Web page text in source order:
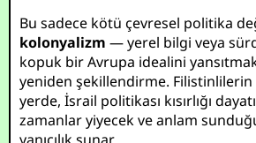
Bu sadece kötü çevresel politika
kolonyalizm — yerel bilgi veya
kopuk bir Avrupa idealini
yeniden şekillendirme. Filistinlilerin
yerde, İsrail politikası kısırlığı
zamanlar yiyecek ve anlam